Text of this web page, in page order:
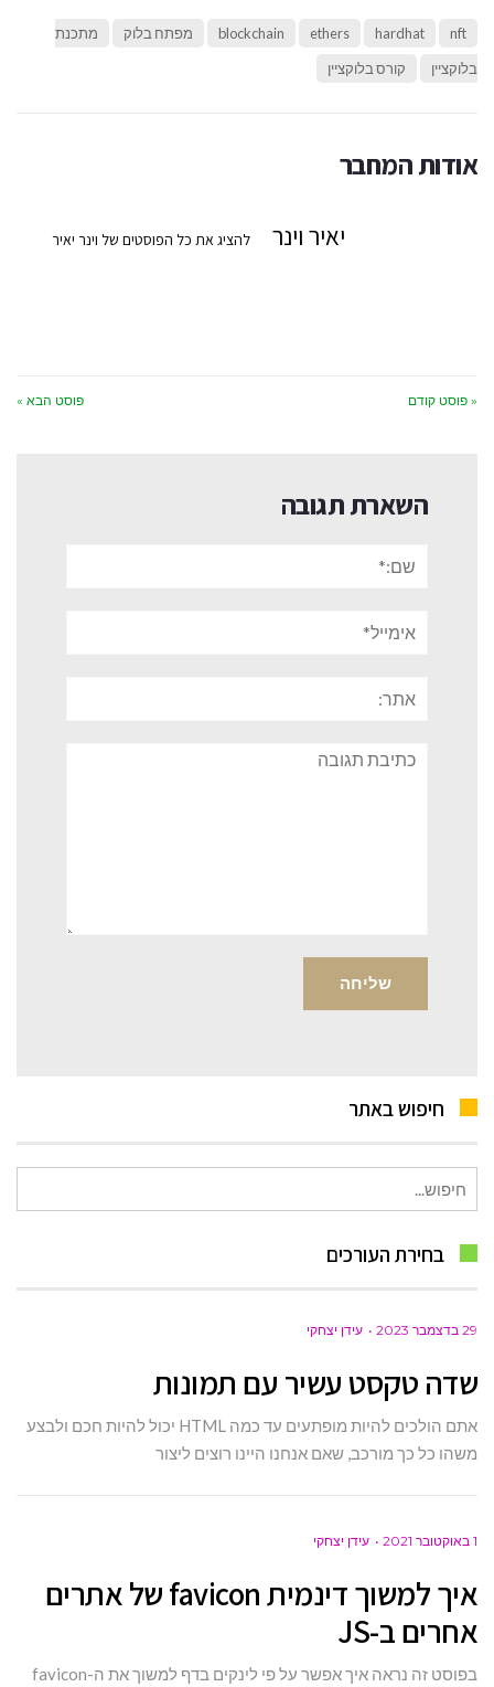
blockchain ethers hardhat nft מפתח בלוק
מתכנת
בלוקציין
קורס בלוקציין
אודות המחבר
יאיר וינר להציג את כל הפוסטים של וינר יאיר
« פוסט קודם פוסט הבא »
השארת תגובה
חיפוש באתר
עבור:
בחירת העורכים
29 בדצמבר 2023 עידן יצחקי
שדה טקסט עשיר עם תמונות
אתם הולכים להיות מופתעים עד כמה HTML יכול להיות חכם ולבצע
משהו כל כך מורכב, שאם אנחנו היינו רוצים ליצור
1 באוקטובר 2021 עידן יצחקי
איך למשוך דינמית favicon של אתרים
אחרים ב-JS
בפוסט זה נראה איך אפשר על פי לינקים בדף למשוך את ה-favicon